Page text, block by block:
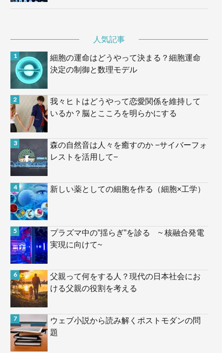
人気記事
細胞の運命はどうやって決まる？細胞運命
決定の制御と数理モデル
我々ヒトはどうやって恋愛関係を維持して
いるか？脳とこころを明らかにする
森の自然音は人々を癒すのか −サイバーフォ
レストを活用して−
新しい薬としての細胞を作る（細胞×工学）
プラズマ中の”揺らぎ”を診る ~ 核融合発電
実現に向けて~
父親って何をする人？現代の日本社会にお
ける父親の役割を考える
ウェブ小説から読み解くポストモダンの問
題